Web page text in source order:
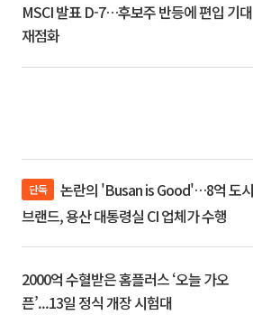
MSCI 발표 D-7…후보주 반등에 편입 기대
재점화
단독
브랜드, 용산 대통령실 CI 업체가 수행
2000억 수혈받은 홈플러스 ‘오늘 가오
픈’...13일 정식 개장 시험대